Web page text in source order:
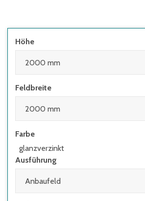
ausreichend gegen
• wenn die Höhe des
im Verhältnis zur
• wenn Regale mit
größer 4:1 ist
• wenn Regale mit
Leitern eingesetzt werden
Höhe
Feldbreite
Farbe
glanzverzinkt
Ausführung